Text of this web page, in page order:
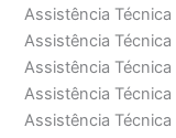
Assistência Técnica
Assistência Técnica
Assistência Técnica
Assistência
Assistência Técnica